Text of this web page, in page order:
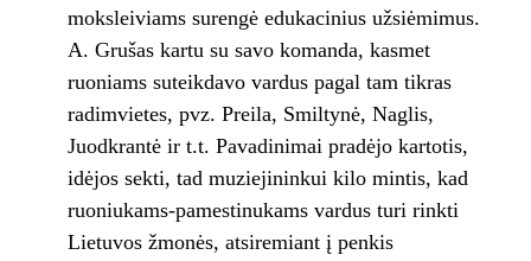
moksleiviams surengė edukacinius užsiėmimus.
A. Grušas kartu su savo komanda, kasmet
ruoniams suteikdavo vardus pagal tam tikras
radimvietes, pvz. Preila, Smiltynė, Naglis,
Juodkrantė ir t.t. Pavadinimai pradėjo kartotis,
idėjos sekti, tad muziejininkui kilo mintis, kad
ruoniukams-pamestinukams vardus turi rinkti
Lietuvos žmonės, atsiremiant į penkis